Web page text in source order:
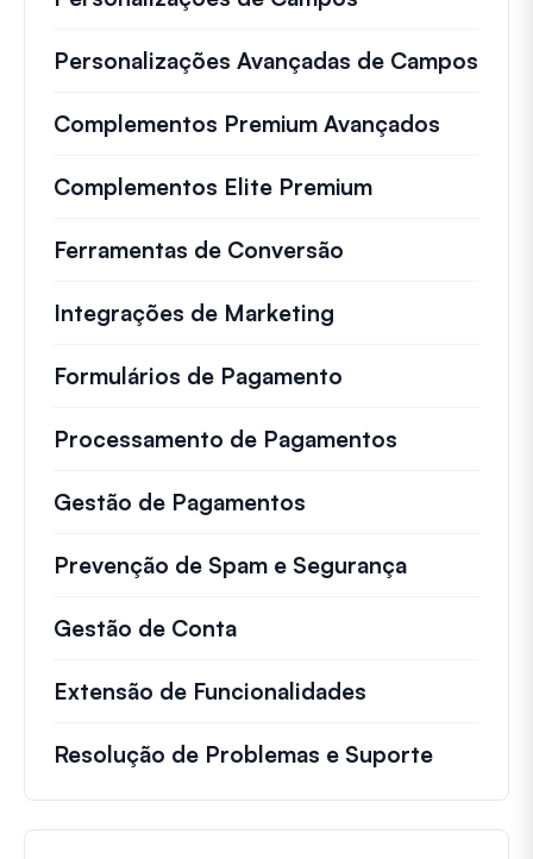
Personalizações Avançadas de Campos
Complementos Premium Avançados
Complementos Elite Premium
Ferramentas de Conversão
Integrações de Marketing
Formulários de Pagamento
Processamento de Pagamentos
Gestão de Pagamentos
Prevenção de Spam e Segurança
Gestão de Conta
Extensão de Funcionalidades
Resolução de Problemas e Suporte